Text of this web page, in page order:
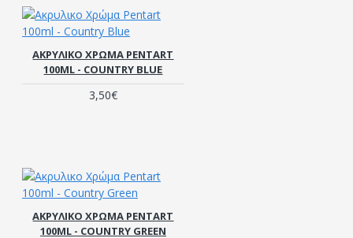
ΑΚΡΥΛΙΚΟ ΧΡΏΜΑ PENTART
100ML - COUNTRY BLUE
3,50€
ΑΚΡΥΛΙΚΟ ΧΡΏΜΑ PENTART
100ML - COUNTRY GREEN